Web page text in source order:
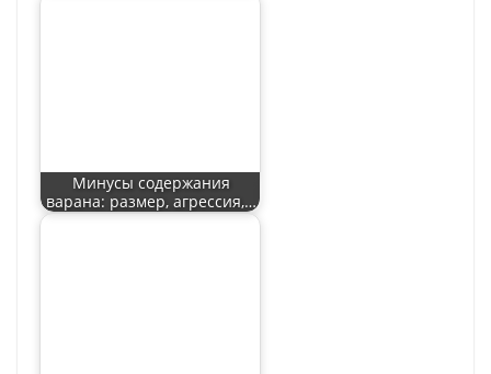
Минусы содержания
варана: размер, агрессия,…